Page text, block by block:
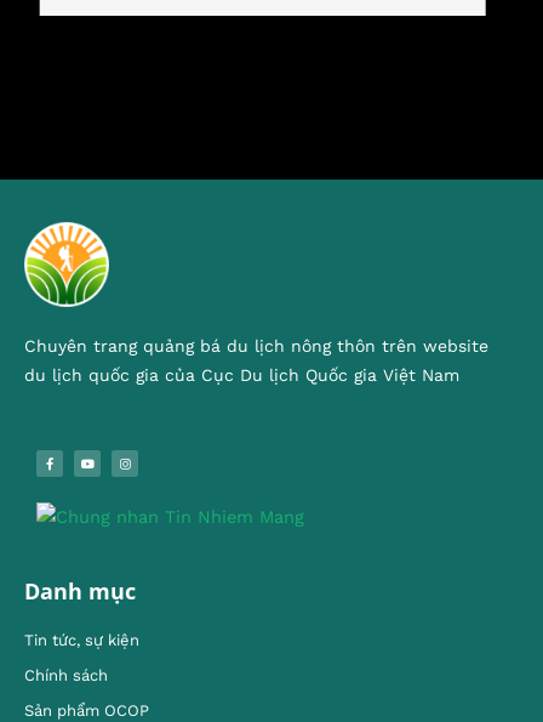
Chuyên trang quảng bá du lịch nông thôn trên website
du lịch quốc gia của Cục Du lịch Quốc gia Việt Nam
Danh mục
Tin tức, sự kiện
Chính sách
Sản phẩm OCOP